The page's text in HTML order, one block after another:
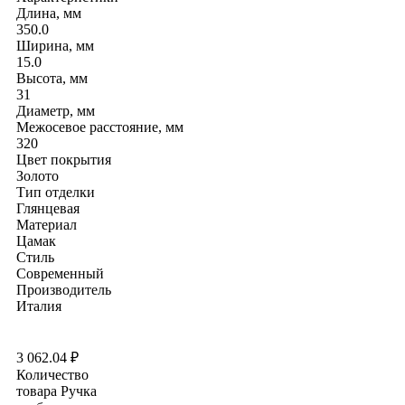
Длина, мм
350.0
Ширина, мм
15.0
Высота, мм
31
Диаметр, мм
Межосевое расстояние, мм
320
Цвет покрытия
Золото
Тип отделки
Глянцевая
Материал
Цамак
Стиль
Современный
Производитель
Италия
3 062.04 ₽
Количество
товара Ручка